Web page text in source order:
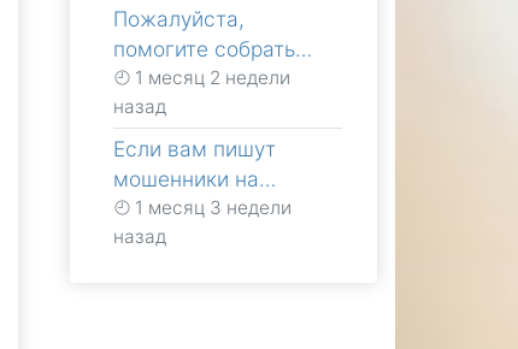
Пожалуйста,
помогите собрать…
1 месяц 2 недели
назад
Если вам пишут
мошенники на…
1 месяц 3 недели
назад